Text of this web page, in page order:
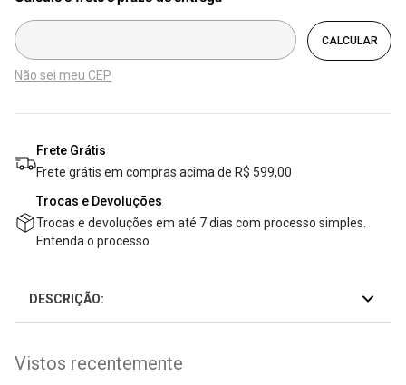
Não sei meu CEP
Frete Grátis
Frete grátis em compras acima de R$ 599,00
Trocas e Devoluções
Trocas e devoluções em até 7 dias com processo simples.
Entenda o processo
DESCRIÇÃO:
Vistos recentemente